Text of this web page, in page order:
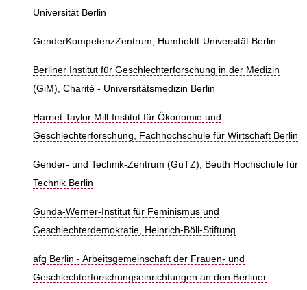
Universität Berlin
GenderKompetenzZentrum, Humboldt-Universität Berlin
Berliner Institut für Geschlechterforschung in der Medizin
(GiM), Charité - Universitätsmedizin Berlin
Harriet Taylor Mill-Institut für Ökonomie und
Geschlechterforschung, Fachhochschule für Wirtschaft Berlin
Gender- und Technik-Zentrum (GuTZ), Beuth Hochschule für
Technik Berlin
Gunda-Werner-Institut für Feminismus und
Geschlechterdemokratie, Heinrich-Böll-Stiftung
afg Berlin - Arbeitsgemeinschaft der Frauen- und
Geschlechterforschungseinrichtungen an den Berliner